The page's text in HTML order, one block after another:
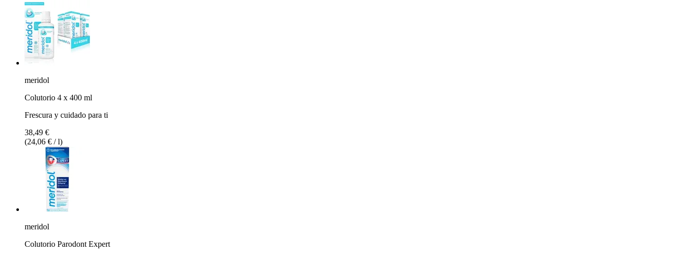
meridol
Colutorio 4 x 400 ml
Frescura y cuidado para ti
38,49 €
(24,06 € / l)
meridol
Colutorio Parodont Expert